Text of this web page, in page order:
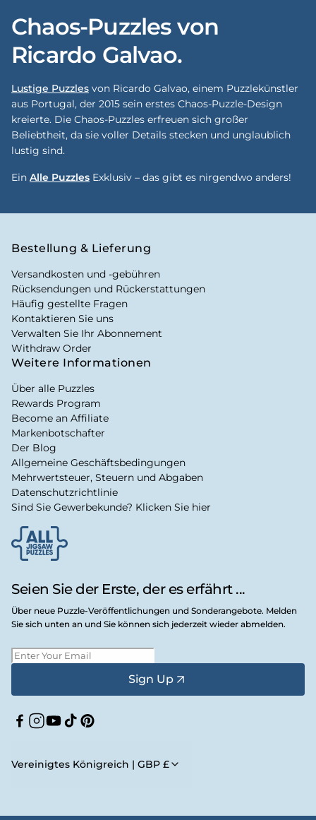
Chaos-Puzzles von
Ricardo Galvao.
Lustige Puzzles von Ricardo Galvao, einem Puzzlekünstler
aus Portugal, der 2015 sein erstes Chaos-Puzzle-Design
kreierte. Die Chaos-Puzzles erfreuen sich großer
Beliebtheit, da sie voller Details stecken und unglaublich
lustig sind.
Ein Alle Puzzles Exklusiv – das gibt es nirgendwo anders!
Seien Sie der Erste, der es erfährt ...
Über neue Puzzle-Veröffentlichungen und Sonderangebote. Melden
Sie sich unten an und Sie können sich jederzeit wieder abmelden.
Sign Up
Facebook
Instagram
YouTube
TikTokPinterest
Vereinigtes Königreich | GBP £
Bestellung & Lieferung
Versandkosten und -gebühren
Rücksendungen und Rückerstattungen
Häufig gestellte Fragen
Kontaktieren Sie uns
Verwalten Sie Ihr Abonnement
Withdraw Order
Weitere Informationen
Über alle Puzzles
Rewards Program
Become an Affiliate
Markenbotschafter
Der Blog
Allgemeine Geschäftsbedingungen
Mehrwertsteuer, Steuern und Abgaben
Datenschutzrichtlinie
Sind Sie Gewerbekunde? Klicken Sie hier